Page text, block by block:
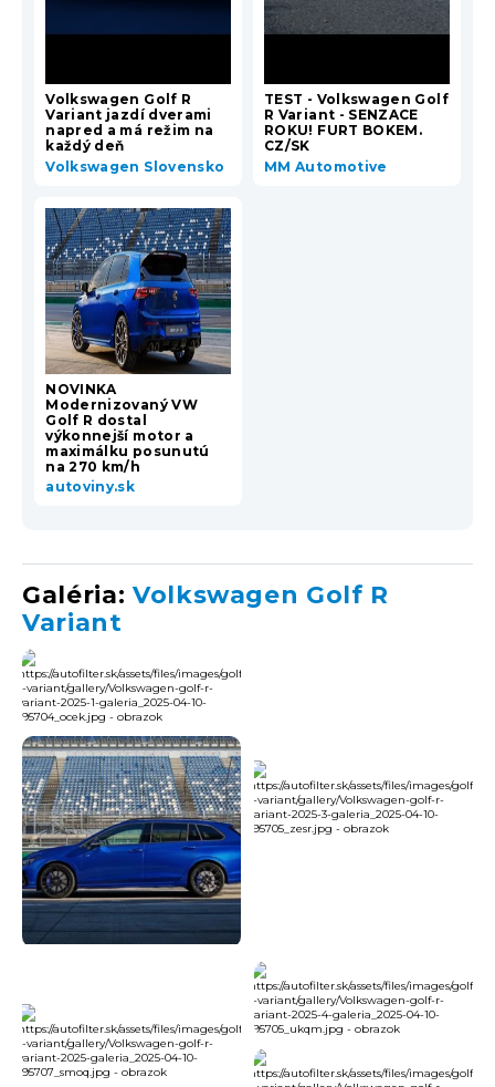
Volkswagen Golf R
Variant jazdí dverami
napred a má režim na
každý deň
Volkswagen Slovensko
TEST - Volkswagen Golf
R Variant - SENZACE
ROKU! FURT BOKEM.
CZ/SK
MM Automotive
NOVINKA
Modernizovaný VW
Golf R dostal
výkonnejší motor a
maximálku posunutú
na 270 km/h
autoviny.sk
Galéria: Volkswagen Golf R
Variant